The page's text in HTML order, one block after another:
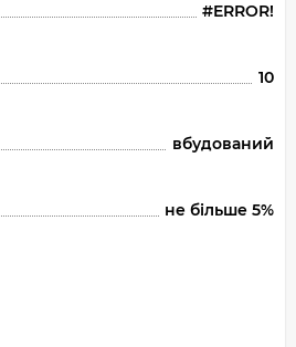
#ERROR!
10
вбудований
не більше 5%